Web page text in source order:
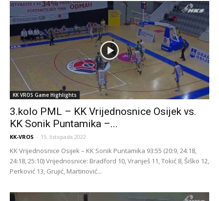
KK VROS Game Highlights
3.kolo PML – KK Vrijednosnice Osijek vs.
KK Sonik Puntamika –...
KK-VROS - 15. listopada 2022.
KK Vrijednosnice Osijek – KK Sonik Puntamika 93:55 (20:9, 24:18,
24:18, 25:10) Vrijednosnice: Bradford 10, Vranješ 11, Tokić 8, Šiško 12,
Perković 13, Grujić, Martinović...